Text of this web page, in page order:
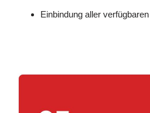
Einbindung aller